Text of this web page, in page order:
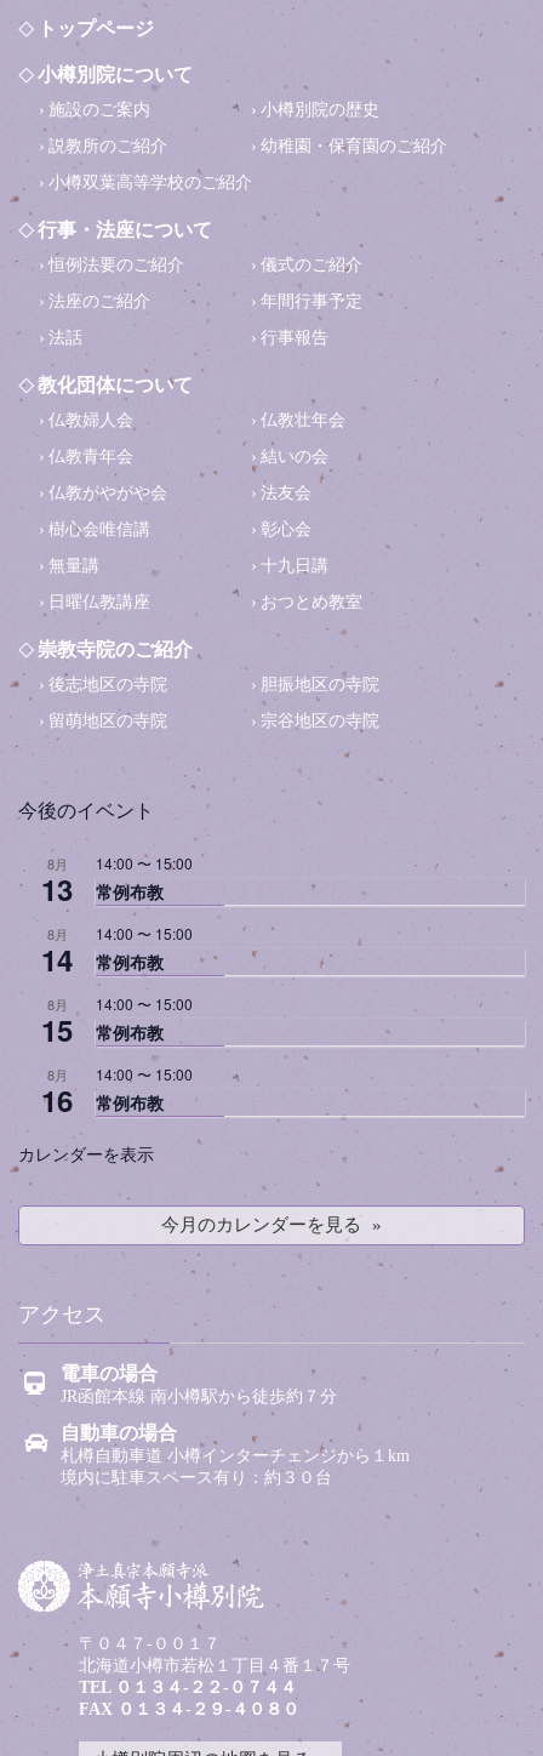
トップページ
小樽別院について
施設のご案内
小樽別院の歴史
説教所のご紹介
幼稚園・保育園のご紹介
小樽双葉高等学校のご紹介
行事・法座について
恒例法要のご紹介
儀式のご紹介
法座のご紹介
年間行事予定
法話
行事報告
教化団体について
仏教婦人会
仏教壮年会
仏教青年会
結いの会
仏教がやがや会
法友会
樹心会唯信講
彰心会
無量講
十九日講
日曜仏教講座
おつとめ教室
崇教寺院のご紹介
後志地区の寺院
胆振地区の寺院
留萌地区の寺院
宗谷地区の寺院
今後のイベント
8月
13
14:00 〜 15:00
常例布教
8月
14
14:00 〜 15:00
常例布教
8月
15
14:00 〜 15:00
常例布教
8月
16
14:00 〜 15:00
常例布教
カレンダーを表示
今月のカレンダーを見る
アクセス
電車の場合
JR函館本線 南小樽駅から徒歩約７分
自動車の場合
札樽自動車道 小樽インターチェンジから１km
境内に駐車スペース有り：約３０台
〒０４７-００１７
北海道小樽市若松１丁目４番１７号
TEL ０１３４-２２-０７４４
FAX ０１３４-２９-４０８０